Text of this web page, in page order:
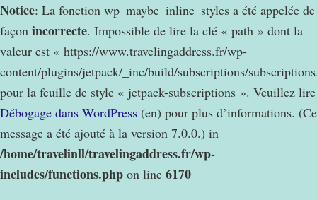
Notice: La fonction wp_maybe_inline_styles a été appelée de
façon incorrecte. Impossible de lire la clé « path » dont la
valeur est « https://www.travelingaddress.fr/wp-
content/plugins/jetpack/_inc/build/subscriptions/
pour la feuille de style « jetpack-subscriptions ». Veuillez lire
Débogage dans WordPress (en) pour plus d’informations. (Ce
message a été ajouté à la version 7.0.0.) in
/home/travelinll/travelingaddress.fr/wp-
includes/functions.php on line 6170